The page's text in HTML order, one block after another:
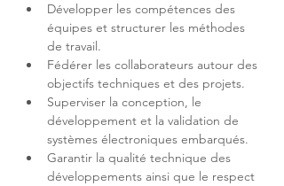
Développer les compétences des
équipes et structurer les méthodes
Fédérer les collaborateurs autour des
Superviser la conception, le
développement et la validation de
Garantir la qualité technique des
développements ainsi que le respect